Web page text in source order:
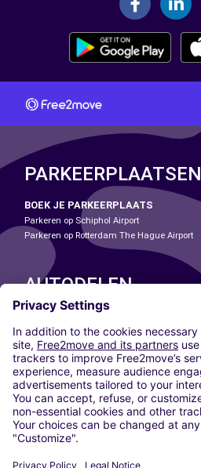
PARKEERPLAATSEN
BOEK JE PARKEERPLAATS
Parkeren op Schiphol Airport
Parkeren op Rotterdam The Hague Airport
AUTODELEN
ONZE STEDEN
Paris
Madrid
Washington DC
Milaan
Rome
Turijn
Wenen
Berlijn
Düsseldorf